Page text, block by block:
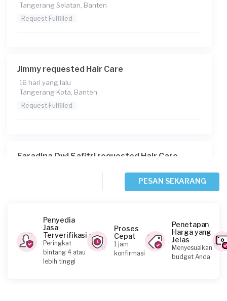
Tangerang Selatan, Banten
Request Fulfilled
Jimmy requested Hair Care
16 hari yang lalu
Tangerang Kota, Banten
Request Fulfilled
Faradina Dwi Safitri requested Hair Care
Fifah requested Hair Care
21 hari yang lalu
Tangerang Selatan, Banten
PESAN SEKARANG
Penyedia
Jasa
Terverifikasi
Peringkat
bintang 4 atau
lebih tinggi
Proses
Cepat
1 jam
konfirmasi
Penetapan
Harga yang
Jelas
Menyesuaikan
budget Anda